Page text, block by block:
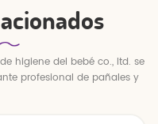
higiene del bebé co., ltd. se
profesional de pañales y